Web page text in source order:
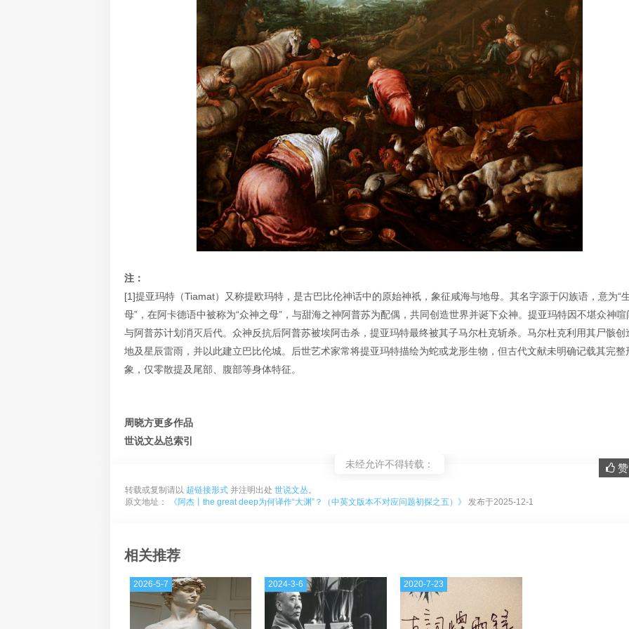
注：
[1]提亚玛特（Tiamat）又称提欧玛特，是古巴比伦神话中的原始神祇，象征咸海与地母。其名字源于闪族语，意为“
母”，在阿卡德语中被称为“众神之母”，与甜海之神阿普苏为配偶，共同创造世界并诞下众神。提亚玛特因不堪众神喧
与阿普苏计划消灭后代。众神反抗后阿普苏被埃阿击杀，提亚玛特最终被其子马尔杜克斩杀。马尔杜克利用其尸骸创
地及星辰雷雨，并以此建立巴比伦城。后世艺术家常将提亚玛特描绘为蛇或龙形生物，但古代文献未明确记载其完整
象，仅零散提及尾部、腹部等身体特征。
周晓方更多作品
世说文丛总索引
未经允许不得转载：
转载或复制请以 超链接形式 并注明出处 世说文丛。
原文地址：
《​阿杰丨the great deep为何译作“大渊”？（中英文版本不对应问题初探之五）》 发布于2025-12-1
相关推荐
2026-5-7 2024-3-6 2020-7-23